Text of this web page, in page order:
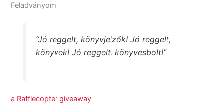
Feladványom
“Jó reggelt, könyvjelzők! Jó reggelt,
könyvek! Jó reggelt, könyvesbolt!”
a Rafflecopter giveaway